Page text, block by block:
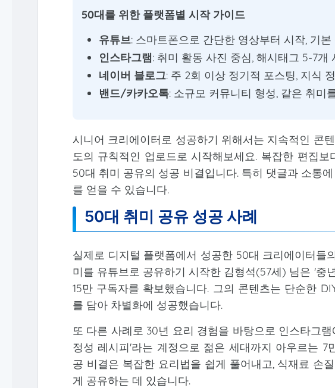
50대를 위한 플랫폼별 시작 가이드
유튜브: 스마트폰으로 간단한 영상부터 시작, 기
인스타그램: 취미 활동 사진 중심, 해시태그 5-7
네이버 블로그: 주 2회 이상 정기적 포스팅, 지식
밴드/카카오톡: 소규모 커뮤니티 형성, 같은 취미
시니어 크리에이터로 성공하기 위해서는 지속적인 콘
도의 규칙적인 업로드로 시작해보세요. 복잡한 편집
50대 취미 공유의 성공 비결입니다. 특히 댓글과 소통
를 얻을 수 있습니다.
50대 취미 공유 성공 사례
실제로 디지털 플랫폼에서 성공한 50대 크리에이터들
미를 유튜브로 공유하기 시작한 김형석(57세) 님은 '중
15만 구독자를 확보했습니다. 그의 콘텐츠는 단순한
를 담아 차별화에 성공했습니다.
또 다른 사례로 30년 요리 경험을 바탕으로 인스타그
정성 레시피'라는 계정으로 젊은 세대까지 아우르는 7
공 비결은 복잡한 요리법을 쉽게 풀어내고, 식재료 손
게 공유하는 데 있습니다.